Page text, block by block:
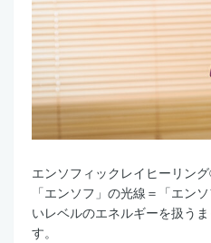
エンソフィックレイヒーリン
「エンソフ」の光線＝「エン
いレベルのエネルギーを扱う
す。